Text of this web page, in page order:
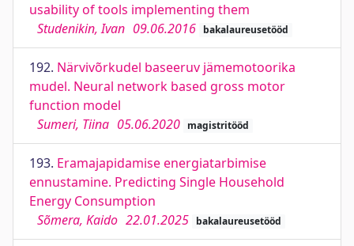
usability of tools implementing them
Studenikin, Ivan 09.06.2016 bakalaureusetööd
192. Närvivõrkudel baseeruv jämemotoorika
mudel. Neural network based gross motor
function model
Sumeri, Tiina 05.06.2020 magistritööd
193. Eramajapidamise energiatarbimise
ennustamine. Predicting Single Household
Energy Consumption
Sõmera, Kaido 22.01.2025 bakalaureusetööd